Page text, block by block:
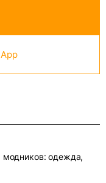
модников: одежда,